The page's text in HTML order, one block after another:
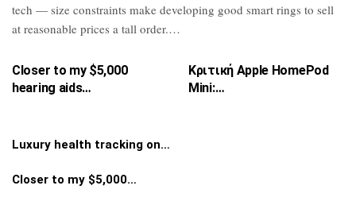
tech — size constraints make developing good smart rings to sell
at reasonable prices a tall order.…
Closer to my $5,000
hearing aids…
Κριτική Apple HomePod
Mini:…
Luxury health tracking on…
Closer to my $5,000…